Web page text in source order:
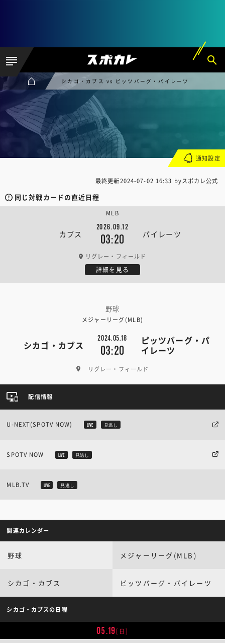
シカゴ・カブス vs ピッツバーグ・パイレーツ
最終更新2024-07-02 16:33 byスポカレ公式
同じ対戦カードの直近日程
カブス
2026.09.12
03:20 パイレーツ
MLB
リグレー・フィールド
詳細を見る
野球
メジャーリーグ(MLB)
シカゴ・カブス
2024.05.18
03:20
ピッツバーグ・パ
イレーツ
リグレー・フィールド
通知設定
配信情報
U-NEXT(SPOTV NOW) LIVE 見逃し
SPOTV NOW LIVE 見逃し
MLB.TV LIVE 見逃し
関連カレンダー
野球 メジャーリーグ(MLB)
シカゴ・カブス ピッツバーグ・パイレーツ
シカゴ・カブスの日程
05.19[日]